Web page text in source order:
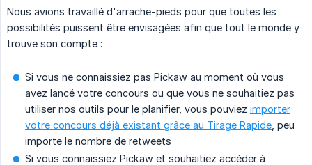
Nous avions travaillé d'arrache-pieds pour que toutes les
possibilités puissent être envisagées afin que tout le monde y
trouve son compte :
Si vous ne connaissiez pas Pickaw au moment où vous
avez lancé votre concours ou que vous ne souhaitiez pas
utiliser nos outils pour le planifier, vous pouviez importer
votre concours déjà existant grâce au Tirage Rapide , peu
importe le nombre de retweets
Si vous connaissiez Pickaw et souhaitiez accéder à